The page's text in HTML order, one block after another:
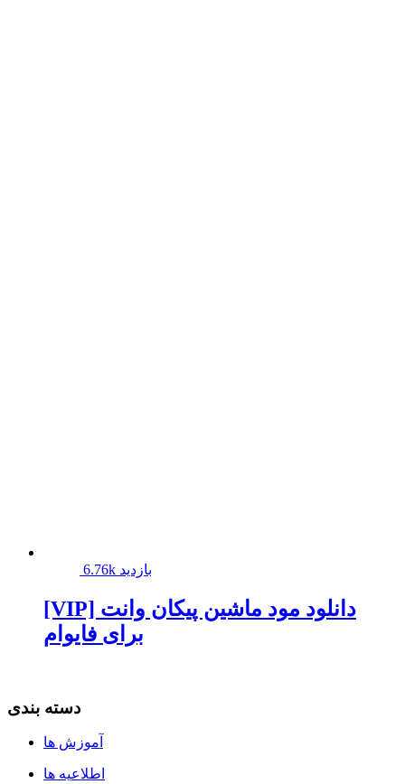
6.76k بازدید
[VIP] دانلود مود ماشین پیکان وانت
برای فایوام
دسته بندی
آموزش ها
اطلاعیه ها